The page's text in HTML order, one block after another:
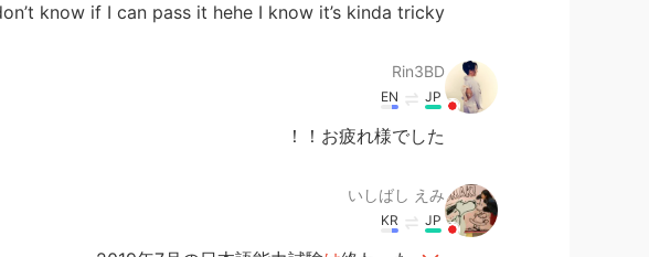
know if I can pass it hehe I know it’s kinda tricky
Rin3BD
JP
EN
お疲れ様でした！！
いしばし えみ
JP
KR